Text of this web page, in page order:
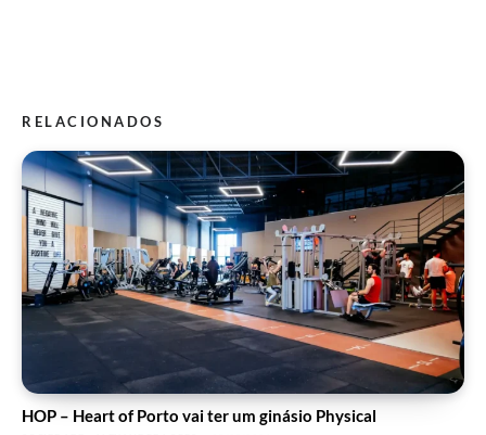
RELACIONADOS
HOP – Heart of Porto vai ter um ginásio Physical